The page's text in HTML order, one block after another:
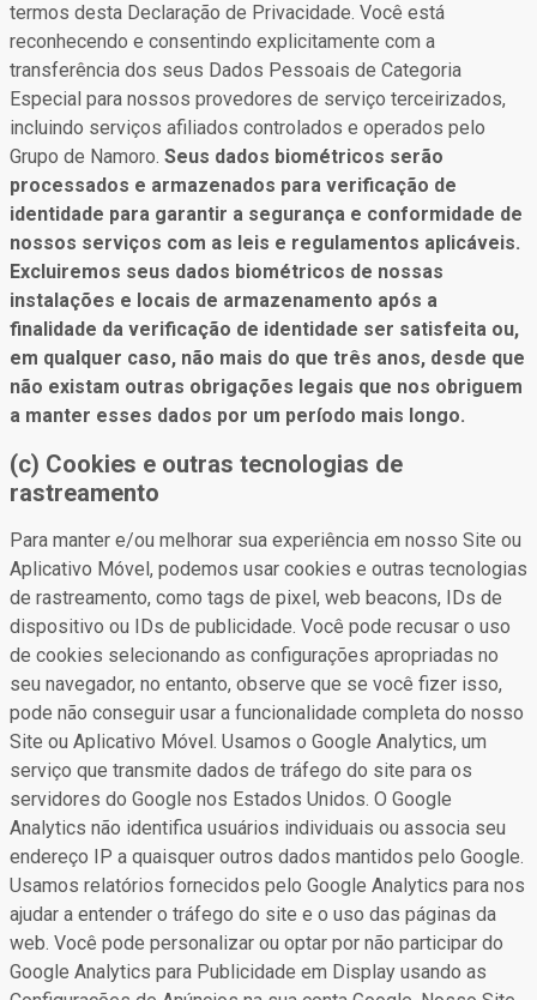
termos desta Declaração de Privacidade. Você está
reconhecendo e consentindo explicitamente com a
transferência dos seus Dados Pessoais de Categoria
Especial para nossos provedores de serviço terceirizados,
incluindo serviços afiliados controlados e operados pelo
Grupo de Namoro. Seus dados biométricos serão
processados e armazenados para verificação de
identidade para garantir a segurança e conformidade de
nossos serviços com as leis e regulamentos aplicáveis.
Excluiremos seus dados biométricos de nossas
instalações e locais de armazenamento após a
finalidade da verificação de identidade ser satisfeita ou,
em qualquer caso, não mais do que três anos, desde que
não existam outras obrigações legais que nos obriguem
a manter esses dados por um período mais longo.
(c) Cookies e outras tecnologias de
rastreamento
Para manter e/ou melhorar sua experiência em nosso Site ou
Aplicativo Móvel, podemos usar cookies e outras tecnologias
de rastreamento, como tags de pixel, web beacons, IDs de
dispositivo ou IDs de publicidade. Você pode recusar o uso
de cookies selecionando as configurações apropriadas no
seu navegador, no entanto, observe que se você fizer isso,
pode não conseguir usar a funcionalidade completa do nosso
Site ou Aplicativo Móvel. Usamos o Google Analytics, um
serviço que transmite dados de tráfego do site para os
servidores do Google nos Estados Unidos. O Google
Analytics não identifica usuários individuais ou associa seu
endereço IP a quaisquer outros dados mantidos pelo Google.
Usamos relatórios fornecidos pelo Google Analytics para nos
ajudar a entender o tráfego do site e o uso das páginas da
web. Você pode personalizar ou optar por não participar do
Google Analytics para Publicidade em Display usando as